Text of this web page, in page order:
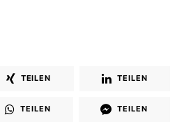
TEILEN TEILEN
TEILEN TEILEN